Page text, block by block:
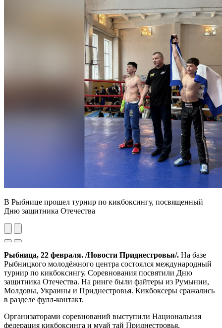
В Рыбнице прошел турнир по кикбоксингу, посвященный
Дню защитника Отечества
Previous
Next
Рыбница, 22 февраля. /Новости Приднестровья/. На базе
Рыбницкого молодёжного центра состоялся международный
турнир по кикбоксингу. Соревнования посвятили Дню
защитника Отечества. На ринге были файтеры из Румынии,
Молдовы, Украины и Приднестровья. Кикбоксеры сражались
в разделе фулл-контакт.
Организаторами соревнований выступили Национальная
федерация кикбоксинга и муай тай Приднестровья,